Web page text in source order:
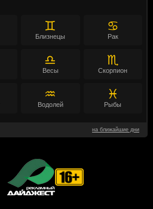
♊
Близнецы
♋
Рак
♎
Весы
♏
Скорпион
♒
Водолей
♓
Рыбы
на ближайшие дни